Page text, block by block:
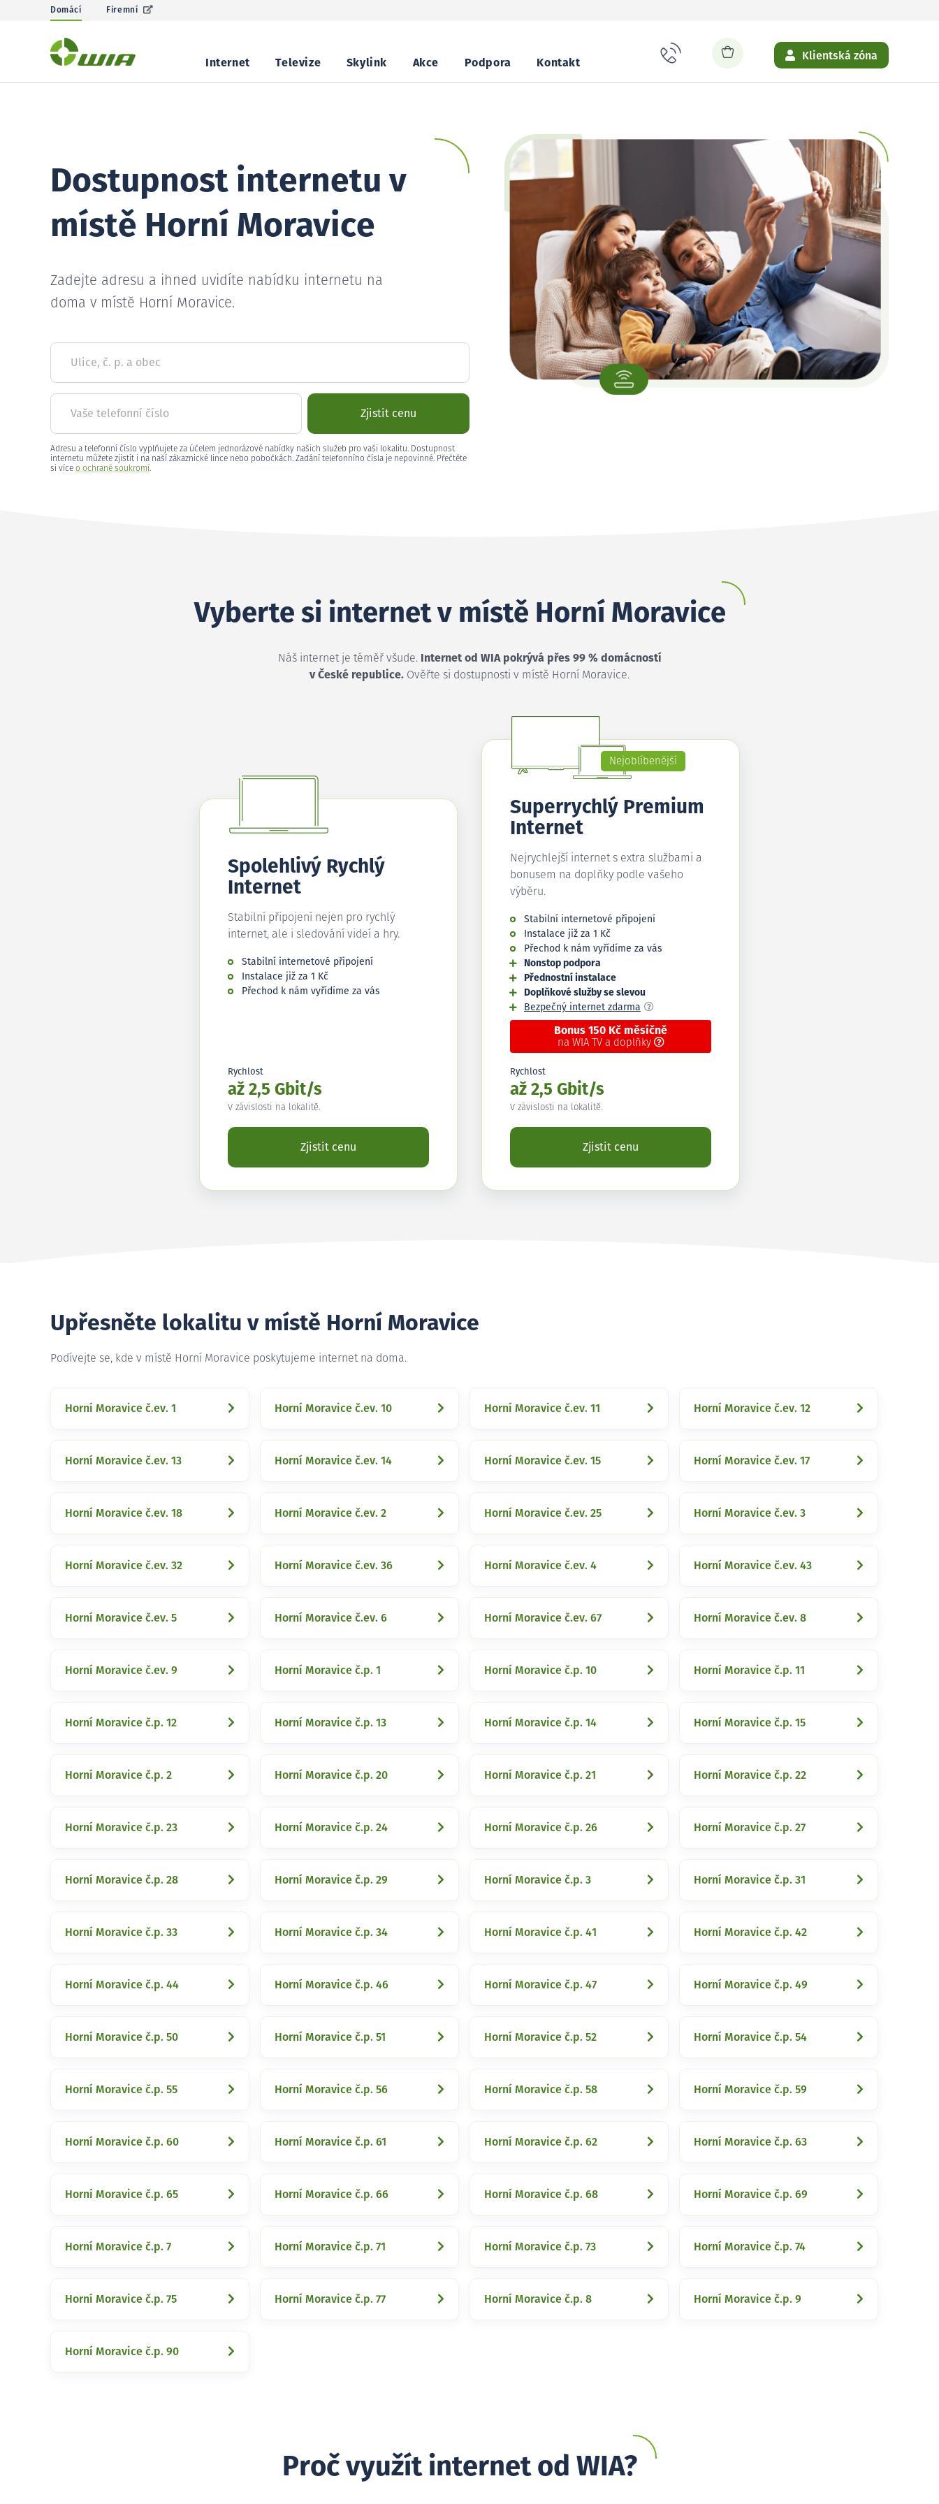
Domácí Firemní
Internet Televize Skylink Akce Podpora Kontakt
Klientská zóna
Dostupnost internetu v
místě Horní Moravice
Zadejte adresu a ihned uvidíte nabídku internetu na
doma v místě Horní Moravice.
Ulice, č. p. a obec
Vaše telefonní číslo Zjistit cenu
Adresu a telefonní číslo vyplňujete za účelem jednorázové nabídky našich služeb pro vaši lokalitu. Dostupnost
internetu můžete zjistit i na naší zákaznické lince nebo pobočkách. Zadání telefonního čísla je nepovinné. Přečtěte
si více o ochraně soukromí.
Vyberte si internet v místě Horní Moravice
Náš internet je téměř všude.
Internet od WIA pokrývá přes 99 % domácností
v České republice. Ověřte si dostupnosti v místě Horní Moravice.
Spolehlivý Rychlý
Internet
Stabilní připojení nejen pro rychlý
internet, ale i sledování videí a hry.
Stabilní internetové připojení
Instalace již za 1 Kč
Přechod k nám vyřídíme za vás
Rychlost
až 2,5 Gbit/s
V závislosti na lokalitě.
Zjistit cenu
Nejoblíbenější
Superrychlý Premium
Internet
Nejrychlejší internet s extra službami a
bonusem na doplňky podle vašeho
výběru.
Stabilní internetové připojení
Instalace již za 1 Kč
Přechod k nám vyřídíme za vás
Nonstop podpora
Přednostní instalace
Doplňkové služby se slevou
Bezpečný internet zdarma
Bonus 150 Kč měsíčně
na WIA TV a doplňky
Rychlost
až 2,5 Gbit/s
V závislosti na lokalitě.
Zjistit cenu
Upřesněte lokalitu v místě Horní Moravice
Podívejte se, kde v místě Horní Moravice poskytujeme internet na doma.
Horní Moravice č.ev. 1 Horní Moravice č.ev. 10 Horní Moravice č.ev. 11 Horní Moravice č.ev. 12
Horní Moravice č.ev. 13 Horní Moravice č.ev. 14 Horní Moravice č.ev. 15 Horní Moravice č.ev. 17
Horní Moravice č.ev. 18 Horní Moravice č.ev. 2 Horní Moravice č.ev. 25 Horní Moravice č.ev. 3
Horní Moravice č.ev. 32 Horní Moravice č.ev. 36 Horní Moravice č.ev. 4 Horní Moravice č.ev. 43
Horní Moravice č.ev. 5 Horní Moravice č.ev. 6 Horní Moravice č.ev. 67 Horní Moravice č.ev. 8
Horní Moravice č.ev. 9 Horní Moravice č.p. 1 Horní Moravice č.p. 10 Horní Moravice č.p. 11
Horní Moravice č.p. 12 Horní Moravice č.p. 13 Horní Moravice č.p. 14 Horní Moravice č.p. 15
Horní Moravice č.p. 2 Horní Moravice č.p. 20 Horní Moravice č.p. 21 Horní Moravice č.p. 22
Horní Moravice č.p. 23 Horní Moravice č.p. 24 Horní Moravice č.p. 26 Horní Moravice č.p. 27
Horní Moravice č.p. 28 Horní Moravice č.p. 29 Horní Moravice č.p. 3 Horní Moravice č.p. 31
Horní Moravice č.p. 33 Horní Moravice č.p. 34 Horní Moravice č.p. 41 Horní Moravice č.p. 42
Horní Moravice č.p. 44 Horní Moravice č.p. 46 Horní Moravice č.p. 47 Horní Moravice č.p. 49
Horní Moravice č.p. 50 Horní Moravice č.p. 51 Horní Moravice č.p. 52 Horní Moravice č.p. 54
Horní Moravice č.p. 55 Horní Moravice č.p. 56 Horní Moravice č.p. 58 Horní Moravice č.p. 59
Horní Moravice č.p. 60 Horní Moravice č.p. 61 Horní Moravice č.p. 62 Horní Moravice č.p. 63
Horní Moravice č.p. 65 Horní Moravice č.p. 66 Horní Moravice č.p. 68 Horní Moravice č.p. 69
Horní Moravice č.p. 7 Horní Moravice č.p. 71 Horní Moravice č.p. 73 Horní Moravice č.p. 74
Horní Moravice č.p. 75 Horní Moravice č.p. 77 Horní Moravice č.p. 8 Horní Moravice č.p. 9
Horní Moravice č.p. 90
Proč využít internet od WIA?